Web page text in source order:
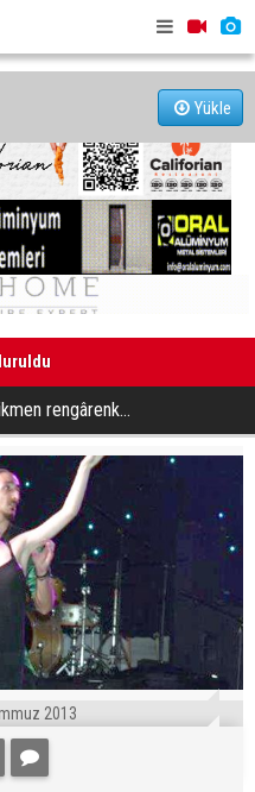
Yükle
rengârenk…
2013